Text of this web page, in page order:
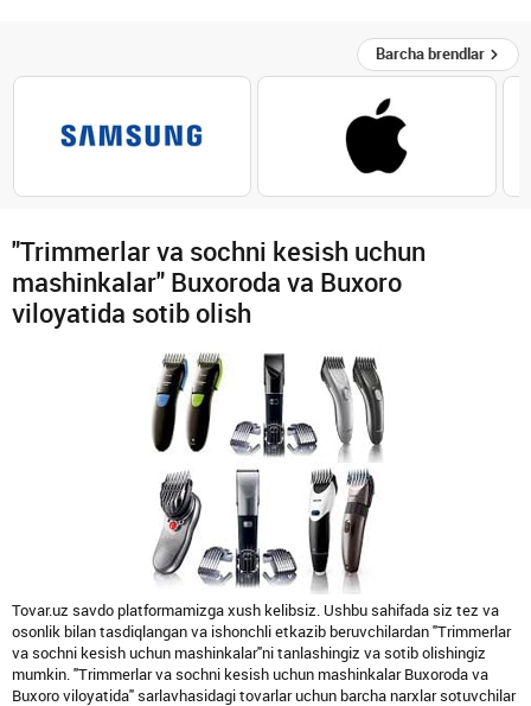
Barcha brendlar
"Trimmerlar va sochni kesish uchun
mashinkalar" Buxoroda va Buxoro
viloyatida sotib olish
Tovar.uz savdo platformamizga xush kelibsiz. Ushbu sahifada siz tez va
osonlik bilan tasdiqlangan va ishonchli etkazib beruvchilardan "Trimmerlar
va sochni kesish uchun mashinkalar"ni tanlashingiz va sotib olishingiz
mumkin. "Trimmerlar va sochni kesish uchun mashinkalar Buxoroda va
Buxoro viloyatida" sarlavhasidagi tovarlar uchun barcha narxlar sotuvchilar